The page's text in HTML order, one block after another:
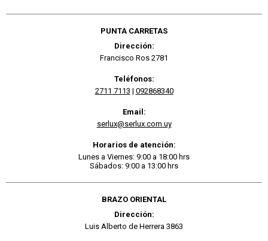
PUNTA CARRETAS
Dirección:
Francisco Ros 2781
Teléfonos:
2711 7113 | 092868340
Email:
serlux@serlux.com.uy
Horarios de atención:
Lunes a Viernes: 9:00 a 18:00 hrs
Sábados: 9:00 a 13:00 hrs
BRAZO ORIENTAL
Dirección:
Luis Alberto de Herrera 3863